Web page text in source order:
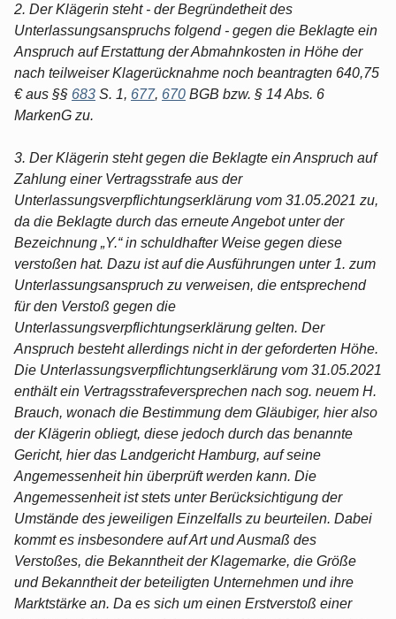
2. Der Klägerin steht - der Begründetheit des
Unterlassungsanspruchs folgend - gegen die Beklagte ein
Anspruch auf Erstattung der Abmahnkosten in Höhe der
nach teilweiser Klagerücknahme noch beantragten 640,75
€ aus §§ 683 S. 1, 677, 670 BGB bzw. § 14 Abs. 6
MarkenG zu.
3. Der Klägerin steht gegen die Beklagte ein Anspruch auf
Zahlung einer Vertragsstrafe aus der
Unterlassungsverpflichtungserklärung vom 31.05.2021 zu,
da die Beklagte durch das erneute Angebot unter der
Bezeichnung „Y.“ in schuldhafter Weise gegen diese
verstoßen hat. Dazu ist auf die Ausführungen unter 1. zum
Unterlassungsanspruch zu verweisen, die entsprechend
für den Verstoß gegen die
Unterlassungsverpflichtungserklärung gelten. Der
Anspruch besteht allerdings nicht in der geforderten Höhe.
Die Unterlassungsverpflichtungserklärung vom 31.05.2021
enthält ein Vertragsstrafeversprechen nach sog. neuem H.
Brauch, wonach die Bestimmung dem Gläubiger, hier also
der Klägerin obliegt, diese jedoch durch das benannte
Gericht, hier das Landgericht Hamburg, auf seine
Angemessenheit hin überprüft werden kann. Die
Angemessenheit ist stets unter Berücksichtigung der
Umstände des jeweiligen Einzelfalls zu beurteilen. Dabei
kommt es insbesondere auf Art und Ausmaß des
Verstoßes, die Bekanntheit der Klagemarke, die Größe
und Bekanntheit der beteiligten Unternehmen und ihre
Marktstärke an. Da es sich um einen Erstverstoß einer